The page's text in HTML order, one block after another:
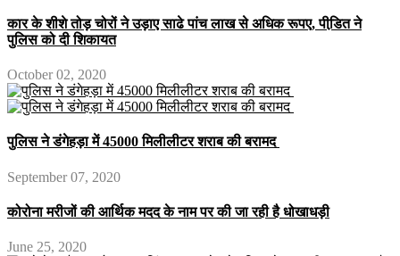
कार के शीशे तोड़ चोरों ने उड़ाए साढे पांच लाख से अधिक रूपए, पीडि़त ने
पुलिस को दी शिकायत
October 02, 2020
पुलिस ने डंगेहड़ा में 45000 मिलीलीटर शराब की बरामद
September 07, 2020
कोरोना मरीजों की आर्थिक मदद के नाम पर की जा रही है धोखाधड़ी
June 25, 2020